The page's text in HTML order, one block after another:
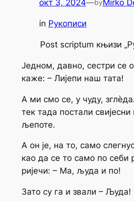
окт 3, 2024—byMirko
in Рукописи
Post scriptum књизи
Једном, давно, сестри се
каже: – Лијепи наш тата!
А ми смо се, у чуду,
тек тада постали
љепоте.
А он је, на то, само
као да се то само по себи
ријечи: – Ма, људа и по!
Зато су га и звали – Људа!